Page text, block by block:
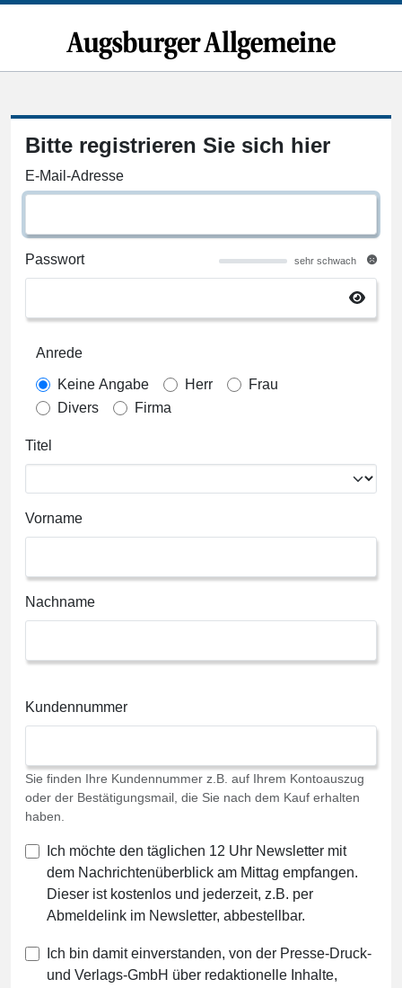
Bitte registrieren Sie sich hier
E-Mail-Adresse
Passwort sehr schwach
Anrede
Keine Angabe Herr
Frau
Divers
Firma
Titel
Vorname
Nachname
Kundennummer
Sie finden Ihre Kundennummer z.B. auf Ihrem Kontoauszug
oder der Bestätigungsmail, die Sie nach dem Kauf erhalten
haben.
Ich möchte den täglichen 12 Uhr Newsletter mit
dem Nachrichtenüberblick am Mittag empfangen.
Dieser ist kostenlos und jederzeit, z.B. per
Abmeldelink im Newsletter, abbestellbar.
Ich bin damit einverstanden, von der Presse-Druck-
und Verlags-GmbH über redaktionelle Inhalte,